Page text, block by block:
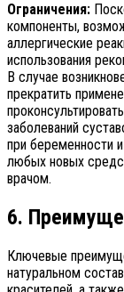
Ограничения:
компоненты,
аллергические
использования
В случае
прекратить
заболеваний
при беременности
любых новых
врачом.
6.
Ключевые
натуральном